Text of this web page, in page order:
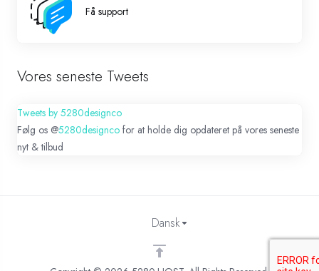
Få support
Vores seneste Tweets
Tweets by 5280designco
Følg os @5280designco for at holde dig opdateret på vores seneste
nyt & tilbud
Dansk